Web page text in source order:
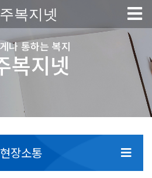
복지넷
나 통하는 복지
복지넷
현장소통